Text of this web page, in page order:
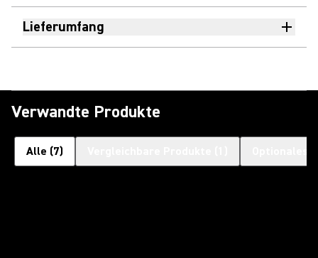
Lieferumfang
Verwandte Produkte
Alle (7)